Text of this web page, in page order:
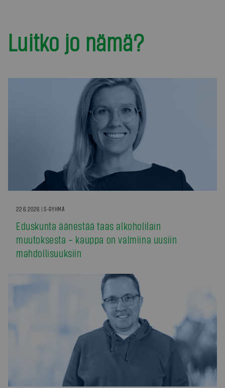
Luitko jo nämä?
22.6.2026 | S-RYHMÄ
Eduskunta äänestää taas alkoholilain
muutoksesta – kauppa on valmiina uusiin
mahdollisuuksiin